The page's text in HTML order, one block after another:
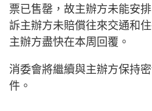
票已售罄，故主辦方未能安
訴主辦方未賠償往來交通和
主辦方盡快在本周回覆。
消委會將繼續與主辦方保持
件。